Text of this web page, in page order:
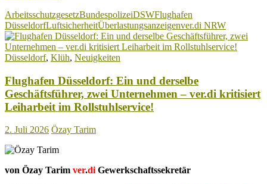
der
Sinne
des
ArbeitsschutzgesetzBundespolizeiDSWFlughafen
DüsseldorfLuftsicherheitÜberlastungsanzeigenver.di NRW
Düsseldorf, Klüh, Neuigkeiten
Flughafen Düsseldorf: Ein und derselbe
Geschäftsführer, zwei Unternehmen – ver.di kritisiert
Leiharbeit im Rollstuhlservice!
2. Juli 2026 Özay Tarim
von Özay Tarim ver.diGewerkschaftssekretär